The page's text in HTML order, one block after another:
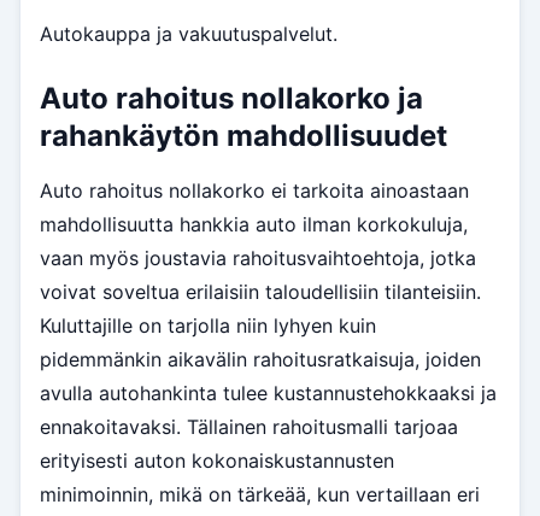
Autokauppa ja vakuutuspalvelut.
Auto rahoitus nollakorko ja
rahankäytön mahdollisuudet
Auto rahoitus nollakorko ei tarkoita ainoastaan
mahdollisuutta hankkia auto ilman korkokuluja,
vaan myös joustavia rahoitusvaihtoehtoja, jotka
voivat soveltua erilaisiin taloudellisiin tilanteisiin.
Kuluttajille on tarjolla niin lyhyen kuin
pidemmänkin aikavälin rahoitusratkaisuja, joiden
avulla autohankinta tulee kustannustehokkaaksi ja
ennakoitavaksi. Tällainen rahoitusmalli tarjoaa
erityisesti auton kokonaiskustannusten
minimoinnin, mikä on tärkeää, kun vertaillaan eri